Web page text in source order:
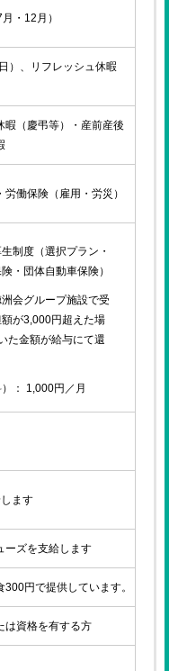
・12月）
）、リフレッシュ休暇
暇（慶弔等）・産前産後
働保険（雇用・労災）
制度（選択プラン・
・団体自動車保険）
会グループ施設で受
が3,000円超えた場
た金額が給与にて還
： 1,000円／月
ます
ーズを支給します
円で提供しています。
は資格を有する方